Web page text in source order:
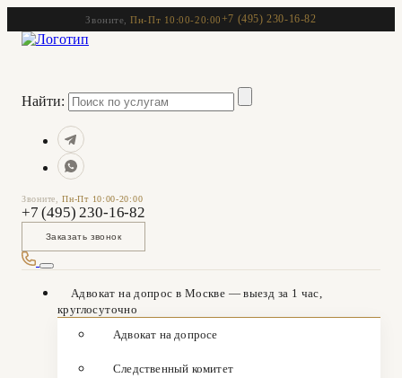
Звоните,Пн-Пт 10:00-20:00+7 (495) 230-16-82
Найти:
Звоните,Пн-Пт 10:00-20:00
+7 (495) 230-16-82
Заказать звонок
Адвокат на допрос в Москве — выезд за 1 час,
круглосуточно
Адвокат на допросе
Следственный комитет